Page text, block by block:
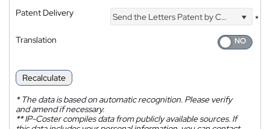
Patent Delivery Send the Letters Patent by Courier
*
Translation
Recalculate
*The data is based on automatic recognition. Please verify
and amend if necessary.
**IP-Coster compiles data from publicly available sources. If